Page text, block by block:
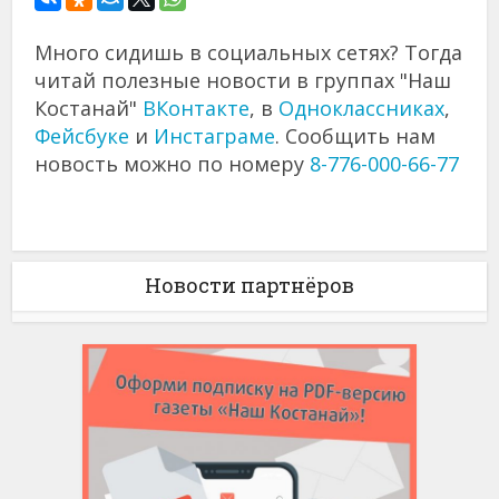
Много сидишь в социальных сетях? Тогда
читай полезные новости в группах "Наш
Костанай" ВКонтакте, в Одноклассниках,
Фейсбуке и Инстаграме. Сообщить нам
новость можно по номеру 8-776-000-66-77
Новости партнёров